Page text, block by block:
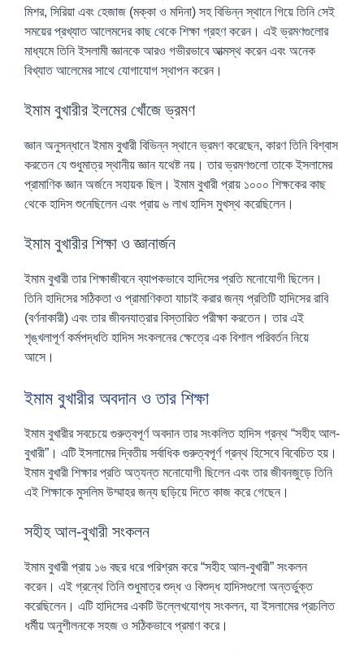
মিশর, সিরিয়া এবং হেজাজ (মক্কা ও মদিনা) সহ বিভিন্ন স্থানে গিয়ে তিনি সেই
সময়ের প্রখ্যাত আলেমদের কাছ থেকে শিক্ষা গ্রহণ করেন। এই ভ্রমণগুলোর
মাধ্যমে তিনি ইসলামী জ্ঞানকে আরও গভীরভাবে আত্মস্থ করেন এবং অনেক
বিখ্যাত আলেমের সাথে যোগাযোগ স্থাপন করেন।
ইমাম বুখারীর ইলমের খোঁজে ভ্রমণ
জ্ঞান অনুসন্ধানে ইমাম বুখারী বিভিন্ন স্থানে ভ্রমণ করেছেন, কারণ তিনি বিশ্বাস
করতেন যে শুধুমাত্র স্থানীয় জ্ঞান যথেষ্ট নয়। তার ভ্রমণগুলো তাকে ইসলামের
প্রামাণিক জ্ঞান অর্জনে সহায়ক ছিল। ইমাম বুখারী প্রায় ১০০০ শিক্ষকের কাছ
থেকে হাদিস শুনেছিলেন এবং প্রায় ৬ লাখ হাদিস মুখস্থ করেছিলেন।
ইমাম বুখারীর শিক্ষা ও জ্ঞানার্জন
ইমাম বুখারী তার শিক্ষাজীবনে ব্যাপকভাবে হাদিসের প্রতি মনোযোগী ছিলেন।
তিনি হাদিসের সঠিকতা ও প্রামাণিকতা যাচাই করার জন্য প্রতিটি হাদিসের রাবি
(বর্ণনাকারী) এবং তার জীবনযাত্রার বিস্তারিত পরীক্ষা করতেন। তার এই
শৃঙ্খলাপূর্ণ কর্মপদ্ধতি হাদিস সংকলনের ক্ষেত্রে এক বিশাল পরিবর্তন নিয়ে
আসে।
ইমাম বুখারীর অবদান ও তার শিক্ষা
ইমাম বুখারীর সবচেয়ে গুরুত্বপূর্ণ অবদান তার সংকলিত হাদিস গ্রন্থ “সহীহ আল-
বুখারী”। এটি ইসলামের দ্বিতীয় সর্বাধিক গুরুত্বপূর্ণ গ্রন্থ হিসেবে বিবেচিত হয়।
ইমাম বুখারী শিক্ষার প্রতি অত্যন্ত মনোযোগী ছিলেন এবং তার জীবনজুড়ে তিনি
এই শিক্ষাকে মুসলিম উম্মাহর জন্য ছড়িয়ে দিতে কাজ করে গেছেন।
সহীহ আল-বুখারী সংকলন
ইমাম বুখারী প্রায় ১৬ বছর ধরে পরিশ্রম করে “সহীহ আল-বুখারী” সংকলন
করেন। এই গ্রন্থে তিনি শুধুমাত্র শুদ্ধ ও বিশুদ্ধ হাদিসগুলো অন্তর্ভুক্ত
করেছিলেন। এটি হাদিসের একটি উল্লেখযোগ্য সংকলন, যা ইসলামের প্রচলিত
ধর্মীয় অনুশীলনকে সহজ ও সঠিকভাবে প্রমাণ করে।